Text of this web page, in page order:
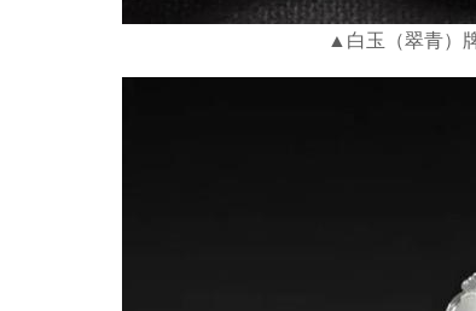
▲白玉（翠青）